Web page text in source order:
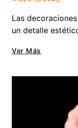
Las
un detalle
Ver Más